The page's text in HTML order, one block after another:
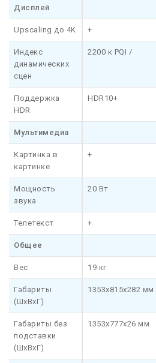
Дисплей
Upscaling до 4K +
Индекс
динамических
сцен
2200 к PQI /
Поддержка
HDR
HDR10+
Мультимедиа
Картинка в
картинке
+
Мощность
звука
20 Вт
Телетекст +
Общее
Вес 19 кг
Габариты
(ШхВхГ)
1353x815x282 мм
Габариты без
подставки
(ШхВхГ)
1353x777x26 мм